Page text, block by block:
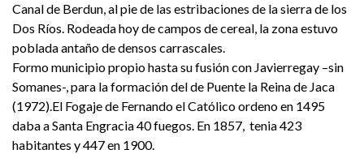
Canal de Berdun, al pie de las estribaciones de la sierra de los
Dos Ríos. Rodeada hoy de campos de cereal, la zona estuvo
poblada antaño de densos carrascales.
Formo municipio propio hasta su fusión con Javierregay –sin
Somanes-, para la formación del de Puente la Reina de Jaca
(1972).El Fogaje de Fernando el Católico ordeno en 1495
daba a Santa Engracia 40 fuegos. En 1857, tenia 423
habitantes y 447 en 1900.